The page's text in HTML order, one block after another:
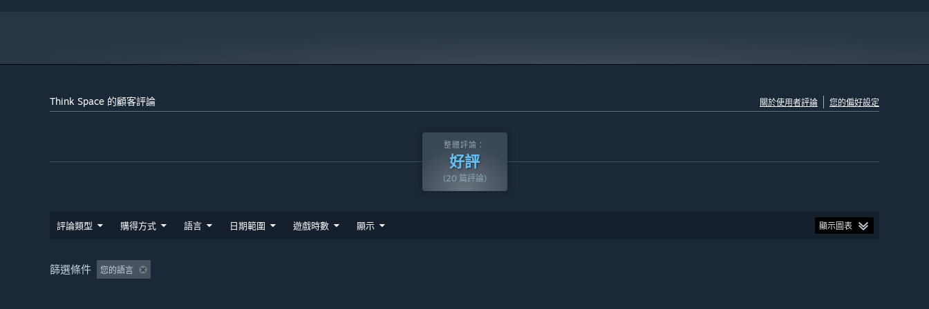
Think Space 的顧客評論 關於使用者評論 您的偏好設定
整體評論：
好評
(20 篇評論)
評論類型 購得方式 語言 日期範圍 遊戲時數 顯示 顯示圖表
篩選條件 您的語言